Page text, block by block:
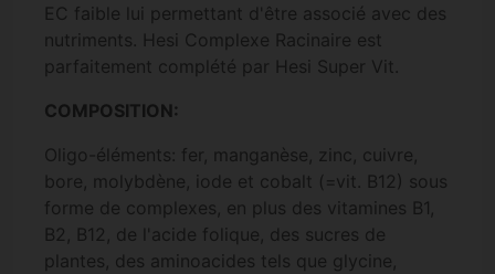
EC faible lui permettant d'être associé avec des
nutriments. Hesi Complexe Racinaire est
parfaitement complété par Hesi Super Vit.
COMPOSITION:
Oligo-éléments: fer, manganèse, zinc, cuivre,
bore, molybdène, iode et cobalt (=vit. B12) sous
forme de complexes, en plus des vitamines B1,
B2, B12, de l'acide folique, des sucres de
plantes, des aminoacides tels que glycine,